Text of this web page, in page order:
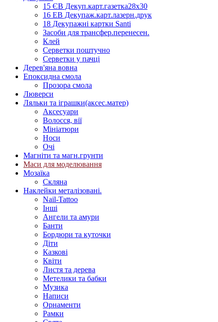
15 ЄВ Декуп.карт.газетка28х30
16 ЕВ Декупаж.карт.лазерн.друк
18 Декупажні картки Santi
Засоби для трансфер.перенесен.
Клей
Серветки поштучно
Серветки у пачці
Дерев'яна вовна
Епоксидна смола
Прозора смола
Люверси
Ляльки та іграшки(аксес.матер)
Аксесуари
Волосся, вії
Мініатюри
Носи
Очі
Магніти та магн.грунти
Маси для моделювання
Мозаїка
Скляна
Наклейки металізовані.
Nail-Tattoo
Інші
Ангели та амури
Банти
Бордюри та куточки
Діти
Казкові
Квіти
Листя та дерева
Метелики та бабки
Музика
Написи
Орнаменти
Рамки